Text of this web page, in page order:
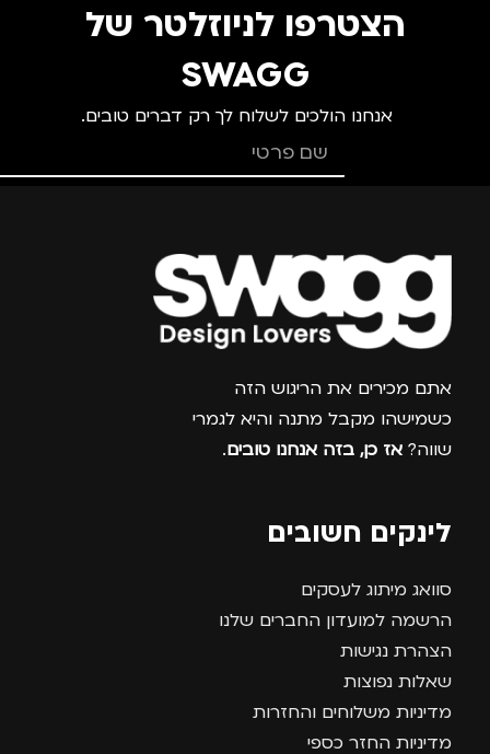
הצטרפו לניוזלטר של
SWAGG
אנחנו הולכים לשלוח לך רק דברים טובים.
צרפו אותי למועדון
אתם מכירים את הריגוש הזה
כשמישהו מקבל מתנה והיא לגמרי
שווה? אז כן, בזה אנחנו טובים.
לינקים חשובים
סוואג מיתוג לעסקים
הרשמה למועדון החברים שלנו
הצהרת נגישות
שאלות נפוצות
מדיניות משלוחים והחזרות
מדיניות החזר כספי